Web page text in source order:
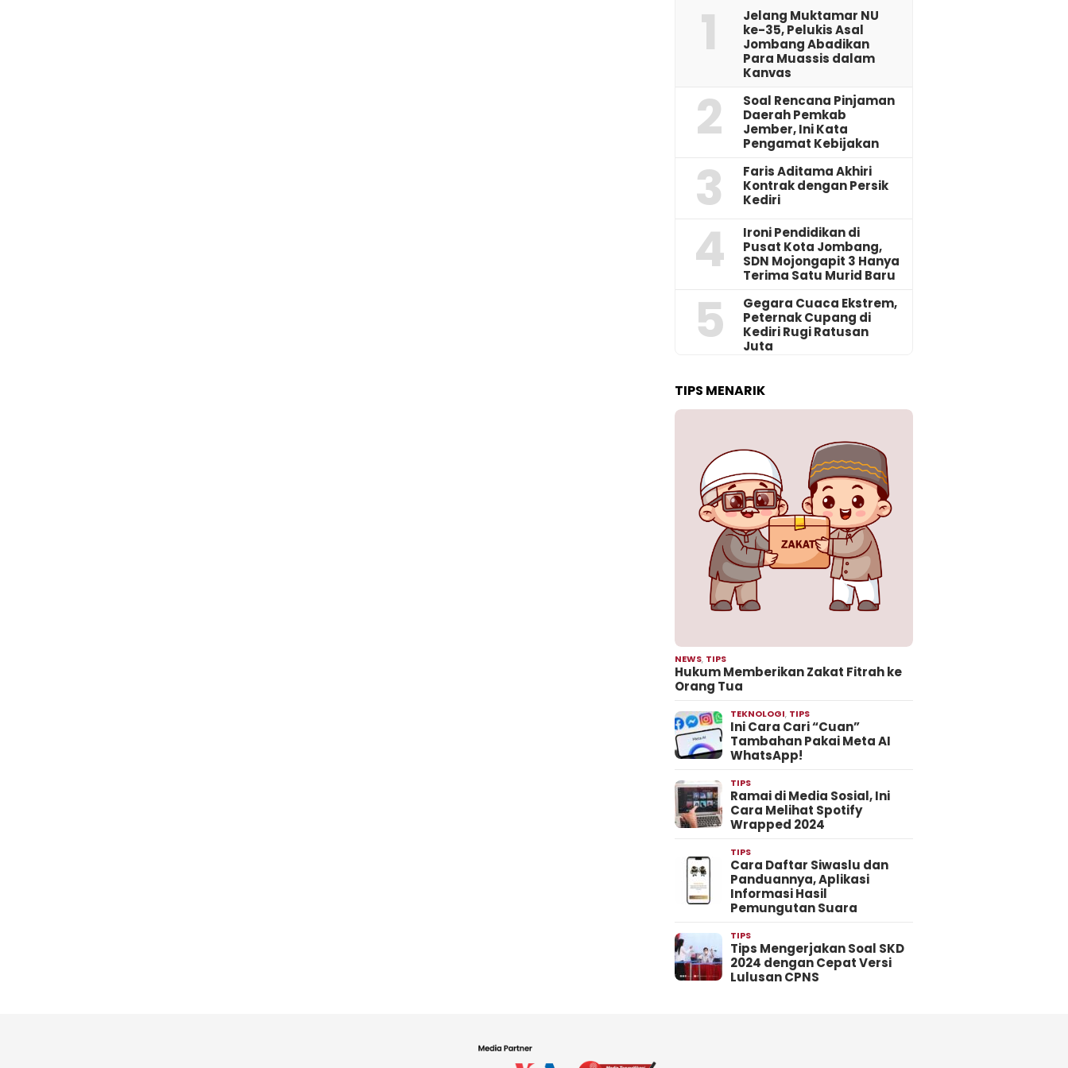
1
Jelang Muktamar NU
ke-35, Pelukis Asal
Jombang Abadikan
Para Muassis dalam
Kanvas
2
‎Soal Rencana Pinjaman
Daerah Pemkab
Jember, Ini Kata
Pengamat Kebijakan ‎
3
Faris Aditama Akhiri
Kontrak dengan Persik
Kediri
4
Ironi Pendidikan di
Pusat Kota Jombang,
SDN Mojongapit 3 Hanya
Terima Satu Murid Baru
5
‎Gegara Cuaca Ekstrem,
Peternak Cupang di
Kediri Rugi Ratusan
Juta
TIPS MENARIK
NEWS, TIPS
Hukum Memberikan Zakat Fitrah ke
Orang Tua
TEKNOLOGI, TIPS
Ini Cara Cari “Cuan”
Tambahan Pakai Meta AI
WhatsApp!
TIPS
Ramai di Media Sosial, Ini
Cara Melihat Spotify
Wrapped 2024
TIPS
Cara Daftar Siwaslu dan
Panduannya, Aplikasi
Informasi Hasil
Pemungutan Suara
TIPS
Tips Mengerjakan Soal SKD
2024 dengan Cepat Versi
Lulusan CPNS